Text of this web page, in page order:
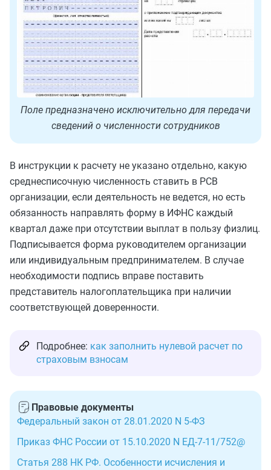
Поле предназначено исключительно для передачи
сведений о численности сотрудников
В инструкции к расчету не указано отдельно, какую
среднесписочную численность ставить в РСВ
организации, если деятельность не ведется, но есть
обязанность направлять форму в ИФНС каждый
квартал даже при отсутствии выплат в пользу физлиц.
Подписывается форма руководителем организации
или индивидуальным предпринимателем. В случае
необходимости подпись вправе поставить
представитель налогоплательщика при наличии
соответствующей доверенности.
Подробнее: как заполнить нулевой расчет по
страховым взносам
Правовые документы
Федеральный закон от 28.01.2020 N 5-ФЗ
Приказ ФНС России от 15.10.2020 N ЕД-7-11/752@
Статья 288 НК РФ. Особенности исчисления и